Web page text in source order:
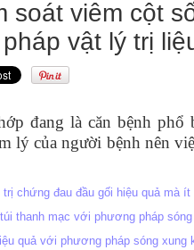
soát viêm cột
vật lý trị
đang là căn bệnh phổ
lý của người bệnh nên
chứng đau đầu gối hiệu quả mà ít
thanh mạc với phương pháp
quả với phương pháp sóng xung